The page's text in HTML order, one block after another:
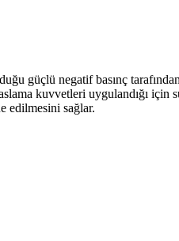
güçlü negatif basınç
kuvvetleri uygulandığı
edilmesini sağlar.